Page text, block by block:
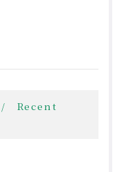
Recent